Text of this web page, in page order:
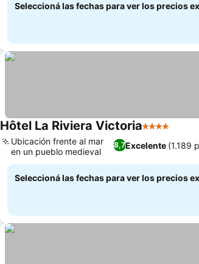
Seleccioná las fechas para ver los precios
Hôtel La Riviera Victoria4 Estrellas
8,7Excelente (1.189
Ubicación frente al mar
en un pueblo medieval
Seleccioná las fechas para ver los precios